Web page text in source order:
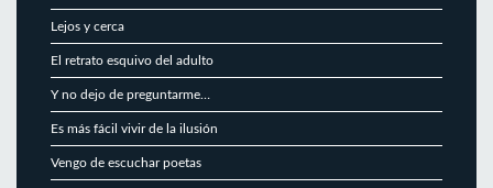
Lejos y cerca
El retrato esquivo del adulto
Y no dejo de preguntarme…
Es más fácil vivir de la ilusión
Vengo de escuchar poetas